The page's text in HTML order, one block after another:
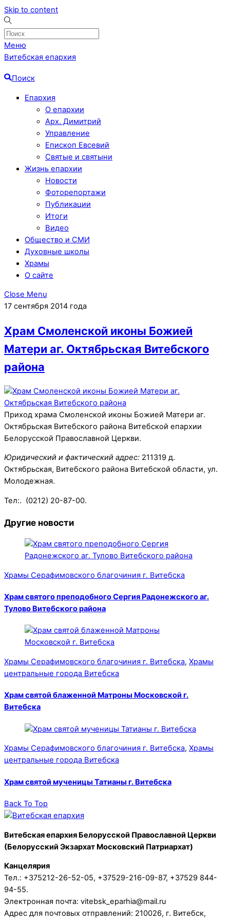
Skip to content
Меню
Витебская епархия
Поиск
Епархия
О епархии
Арх. Димитрий
Управление
Епископ Евсевий
Святые и святыни
Жизнь епархии
Новости
Фоторепортажи
Публикации
Итоги
Видео
Общество и СМИ
Духовные школы
Храмы
О сайте
Close Menu
17 сентября 2014 года
Храм Смоленской иконы Божией
Матери аг. Октябрьская Витебского
района
Приход храма Смоленской иконы Божией Матери аг.
Октябрьская Витебского района Витебской епархии
Белорусской Православной Церкви.
Юридический и фактический адрес: 211319 д.
Октябрьская, Витебского района Витебской области, ул.
Молодежная.
Тел:. (0212) 20-87-00.
Другие новости
Храмы Серафимовского благочиния г. Витебска
Храм святого преподобного Сергия Радонежского аг.
Тулово Витебского района
Храмы Серафимовского благочиния г. Витебска, Храмы
центральные города Витебска
Храм святой блаженной Матроны Московской г.
Витебска
Храмы Серафимовского благочиния г. Витебска, Храмы
центральные города Витебска
Храм святой мученицы Татианы г. Витебска
Back To Top
Витебская епархия Белорусской Православной Церкви
(Белорусский Экзархат Московский Патриархат)
Канцелярия
Тел.: +375212-26-52-05, +37529-216-09-87, +37529 844-
94-55.
Электронная почта: vitebsk_eparhia@mail.ru
Адрес для почтовых отправлений: 210026, г. Витебск,